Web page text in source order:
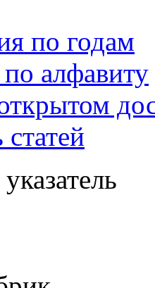
по годам
алфавиту
статей